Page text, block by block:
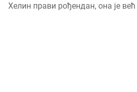
Хелин прави рођендан, она је